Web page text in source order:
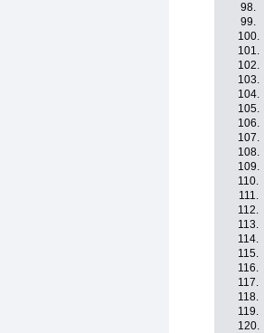
98.
99.
100.
101.
102.
103.
104.
105.
106.
107.
108.
109.
110.
111.
112.
113.
114.
115.
116.
117.
118.
119.
120.